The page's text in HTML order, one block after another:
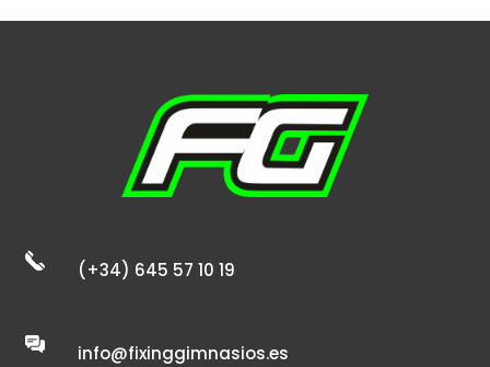
(+34) 645 57 10 19
info@fixinggimnasios.es